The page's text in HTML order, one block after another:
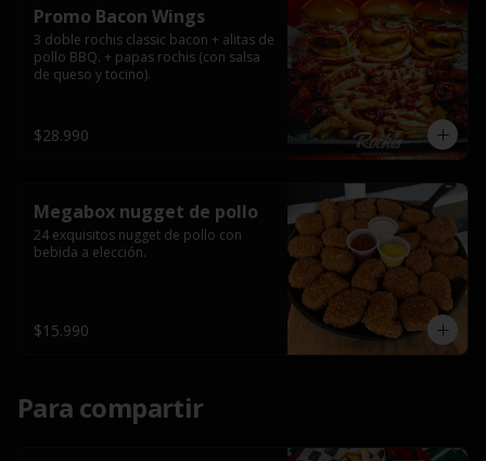
Promo Bacon Wings
3 doble rochis classic bacon + alitas de
pollo BBQ. + papas rochis (con salsa
de queso y tocino).
$28.990
Megabox nugget de pollo
24 exquisitos nugget de pollo con
bebida a elección.
$15.990
Para compartir